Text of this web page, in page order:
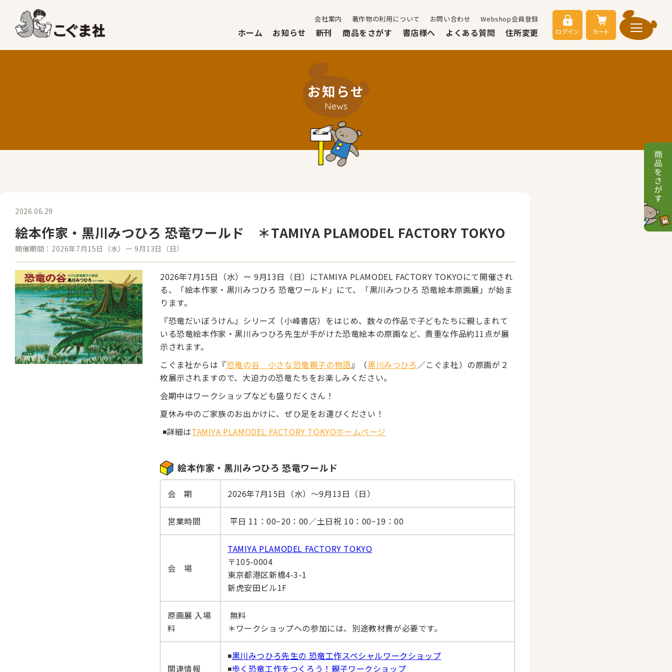
会社案内 著作物の利用について お問い合わせ Webshop会員登録
ホーム お知らせ 新刊 商品をさがす 書店様へ よくある質問 住所変更 ログイン カート
お知らせ
News
2026.06.29
絵本作家・黒川みつひろ 恐竜ワールド ＊TAMIYA PLAMODEL FACTORY TOKYO
開催期間： 2026年7月15日（水）ー 9月13日（日）
2026年7月15日（水）ー 9月13日（日）にTAMIYA PLAMODEL FACTORY TOKYOにて開催され
る、「絵本作家・黒川みつひろ 恐竜ワールド」にて、「黒川みつひろ 恐竜絵本原画展」が始ま
ります。
『恐竜だいぼうけん』シリーズ（小峰書店）をはじめ、数々の作品で子どもたちに親しまれて
いる恐竜絵本作家・黒川みつひろ先生が手がけた恐竜絵本の原画など、貴重な作品約11点が展
示されます。
こぐま社からは『恐竜の谷 小さな恐竜親子の物語』（黒川みつひろ／こぐま社）の原画が２
枚展示されますので、大迫力の恐竜たちをお楽しみください。
会期中はワークショップなども盛りだくさん！
夏休み中のご家族のお出かけに、ぜひ足をお運びください！
◾️詳細はTAMIYA PLAMODEL FACTORY TOKYOホームページ
絵本作家・黒川みつひろ 恐竜ワールド
会 期 2026年7月15日（水）～9月13日（日）
営業時間 平日 11：00−20：00／土日祝 10：00−19：00
会 場
TAMIYA PLAMODEL FACTORY TOKYO
〒105-0004
東京都港区新橋4-3-1
新虎安田ビル1F
原画展 入場
料
無料
＊ワークショップへの参加には、別途教材費が必要です。
関連情報
◾️黒川みつひろ先生の 恐竜工作スペシャルワークショップ
◾️歩く恐竜工作をつくろう！親子ワークショップ